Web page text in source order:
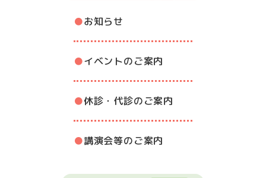
お知らせ
イベントのご案内
休診・代診のご案内
講演会等のご案内